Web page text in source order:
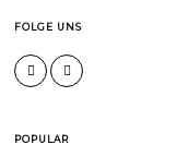
FOLGE UNS
POPULAR